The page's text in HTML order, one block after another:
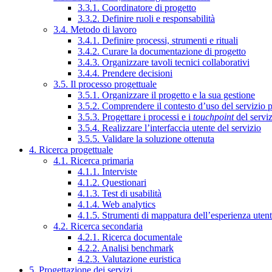
3.3.1. Coordinatore di progetto
3.3.2. Definire ruoli e responsabilità
3.4. Metodo di lavoro
3.4.1. Definire processi, strumenti e rituali
3.4.2. Curare la documentazione di progetto
3.4.3. Organizzare tavoli tecnici collaborativi
3.4.4. Prendere decisioni
3.5. Il processo progettuale
3.5.1. Organizzare il progetto e la sua gestione
3.5.2. Comprendere il contesto d’uso del servizio
3.5.3. Progettare i processi e i touchpointdel
3.5.4. Realizzare l’interfaccia utente del servizio
3.5.5. Validare la soluzione ottenuta
4. Ricerca progettuale
4.1. Ricerca primaria
4.1.1. Interviste
4.1.2. Questionari
4.1.3. Test di usabilità
4.1.4. Web analytics
4.1.5. Strumenti di mappatura dell’esperienza
4.2. Ricerca secondaria
4.2.1. Ricerca documentale
4.2.2. Analisi benchmark
4.2.3. Valutazione euristica
5. Progettazione dei servizi